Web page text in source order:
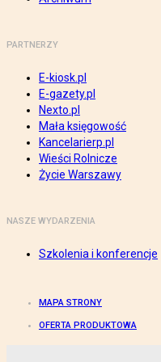
PARTNERZY
E-kiosk.pl
E-gazety.pl
Nexto.pl
Mała księgowość
Kancelarierp.pl
Wieści Rolnicze
Życie Warszawy
NASZE WYDARZENIA
Szkolenia i konferencje
MAPA STRONY
OFERTA PRODUKTOWA